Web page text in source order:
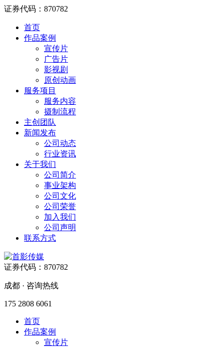
证券代码：870782
首页
作品案例
宣传片
广告片
影视剧
原创动画
服务项目
服务内容
摄制流程
主创团队
新闻发布
公司动态
行业资讯
关于我们
公司简介
事业架构
公司文化
公司荣誉
加入我们
公司声明
联系方式
证券代码：870782
成都 · 咨询热线
175 2808 6061
首页
作品案例
宣传片